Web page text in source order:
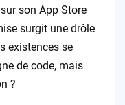
son App Store
surgit une drôle
existences se
de code, mais
?